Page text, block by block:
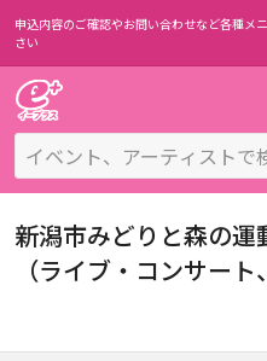
申込内容のご確認やお問い合わせなど各種メニ
さい
新潟市みどりと森の
（ライブ・コンサート